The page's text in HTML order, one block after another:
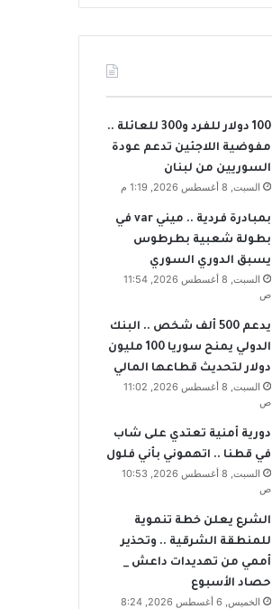
100 دولار للفرد و300 للعائلة ..
مفوضية اللاجئين تدعم عودة
السوريين من لبنان
السبت, 8 أغسطس 2026, 1:19 م
بمبادرة فردية .. ميني var في
بطولة شعبية بطرطوس
يسبق الدوري السوري
السبت, 8 أغسطس 2026, 11:54
ص
يدعم 500 ألف شخص .. البنك
الدولي يمنح سوريا 100 مليون
دولار لتحديث قطاعها المالي
السبت, 8 أغسطس 2026, 11:02
ص
دورية أمنية تعتدي على شاب
في قطنا .. اتهموني بأني فلول
السبت, 8 أغسطس 2026, 10:53
ص
الشرع يعلن خطة تنموية
للمنطقة الشرقية .. وتحذير
أممي من تهديدات داعش _
حصاد الأسبوع
الخميس, 6 أغسطس 2026, 8:24